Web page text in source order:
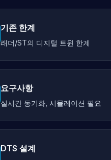
기존 한계
래더/ST의 디지털 트윈 한계
요구사항
실시간 동기화, 시뮬레이션 필요
DTS 설계